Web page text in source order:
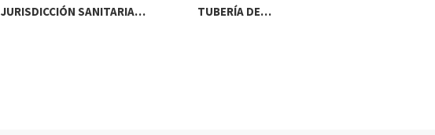
JURISDICCIÓN SANITARIA…
TUBERÍA DE…